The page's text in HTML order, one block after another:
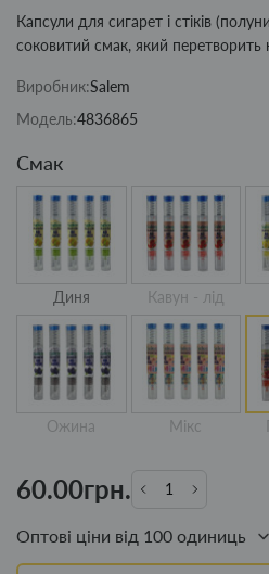
Капсули для сигарет і стіків
соковитий смак, який перетворить
Виробник:Salem
Модель:4836865
Смак
Диня Кавун - лід
Ожина Мікс
60.00грн.
Оптові ціни від 100 одиниць